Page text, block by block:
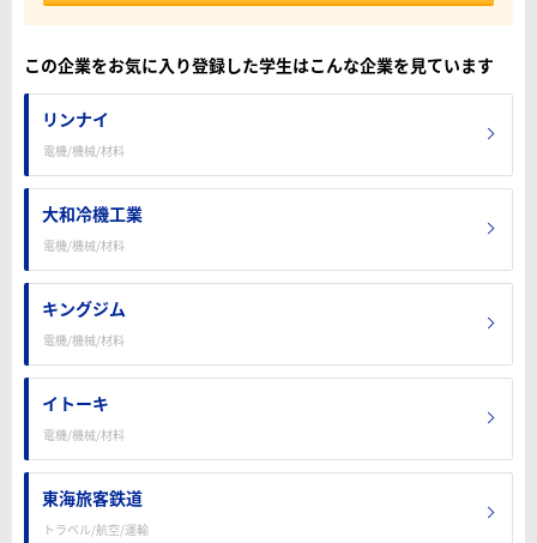
この企業をお気に入り登録した学生はこんな企業を見ています
リンナイ
電機/機械/材料
大和冷機工業
電機/機械/材料
キングジム
電機/機械/材料
イトーキ
電機/機械/材料
東海旅客鉄道
トラベル/航空/運輸